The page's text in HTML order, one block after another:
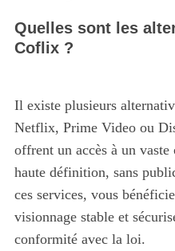
Quelles sont les
Coflix ?
Il existe plusieurs
Netflix, Prime Video ou
offrent un accès à un vaste
haute définition, sans
ces services, vous
visionnage stable et
conformité avec la loi.